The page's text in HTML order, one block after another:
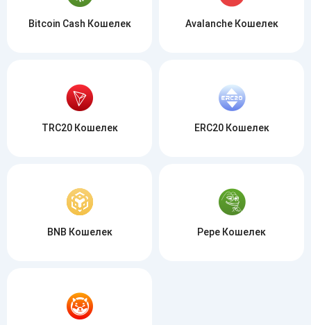
Bitcoin Cash Кошелек Avalanche Кошелек
TRC20 Кошелек ERC20 Кошелек
BNB Кошелек Pepe Кошелек